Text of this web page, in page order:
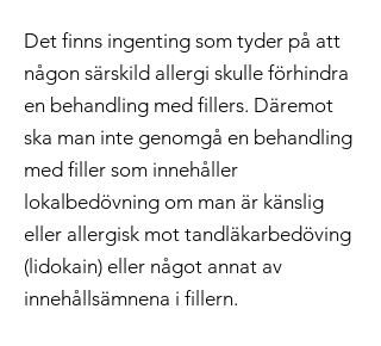
Det finns ingenting som tyder på att
någon särskild allergi skulle förhindra
en behandling med fillers. Däremot
ska man inte genomgå en behandling
med filler som innehåller
lokalbedövning om man är känslig
eller allergisk mot tandläkarbedöving
(lidokain) eller något annat av
innehållsämnena i fillern.